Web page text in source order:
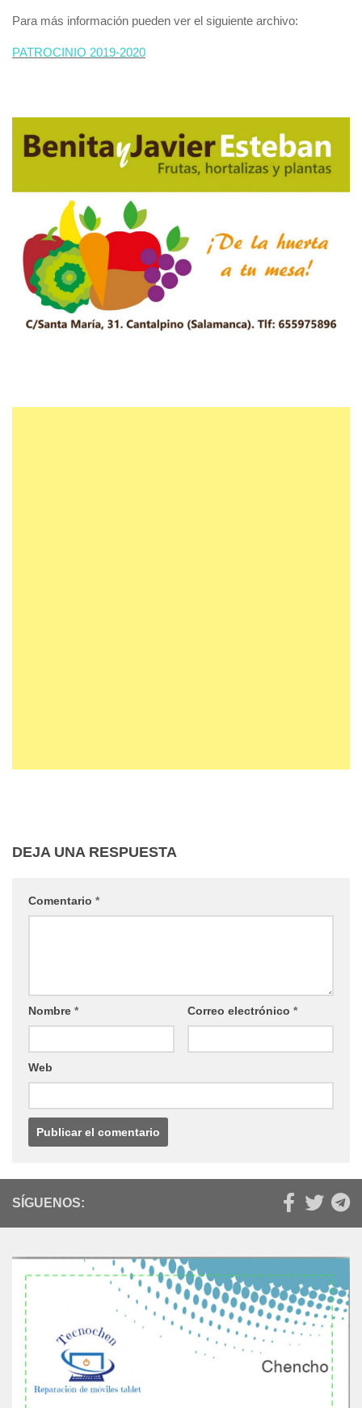
Para más información pueden ver el siguiente archivo:
PATROCINIO 2019-2020
DEJA UNA RESPUESTA
Comentario *
Nombre * Correo electrónico *
Web
SÍGUENOS: